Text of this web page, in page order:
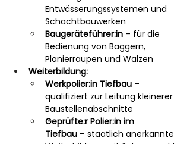
Entwässerungssystemen und
Schachtbauwerken
Baugeräteführer:in – für die
Bedienung von Baggern,
Planierraupen und Walzen
Weiterbildung:
Werkpolier:in Tiefbau –
qualifiziert zur Leitung kleinerer
Baustellenabschnitte
Geprüfte:r Polier:in im
Tiefbau – staatlich anerkannte